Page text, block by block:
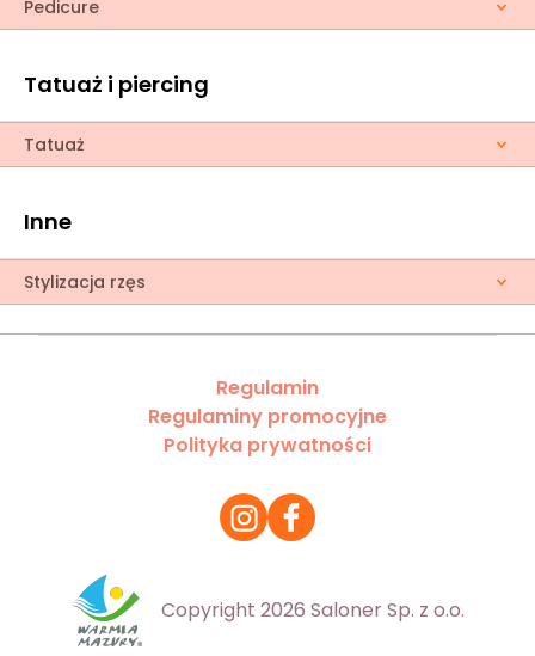
Pedicure
Tatuaż i piercing
Tatuaż
Inne
Stylizacja rzęs
Regulamin
Regulaminy promocyjne
Polityka prywatności
Copyright 2026 Saloner Sp. z o.o.